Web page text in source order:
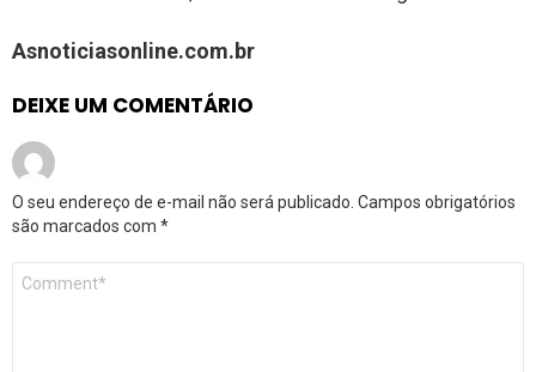
Asnoticiasonline.com.br
DEIXE UM COMENTÁRIO
O seu endereço de e-mail não será publicado. Campos obrigatórios
são marcados com *
Comentário